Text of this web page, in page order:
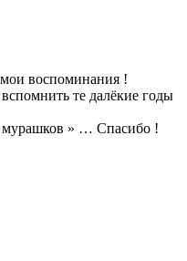
воспоминания !
те далёкие годы
» … Спасибо !